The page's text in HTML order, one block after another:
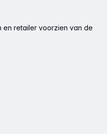
en retailer voorzien van de